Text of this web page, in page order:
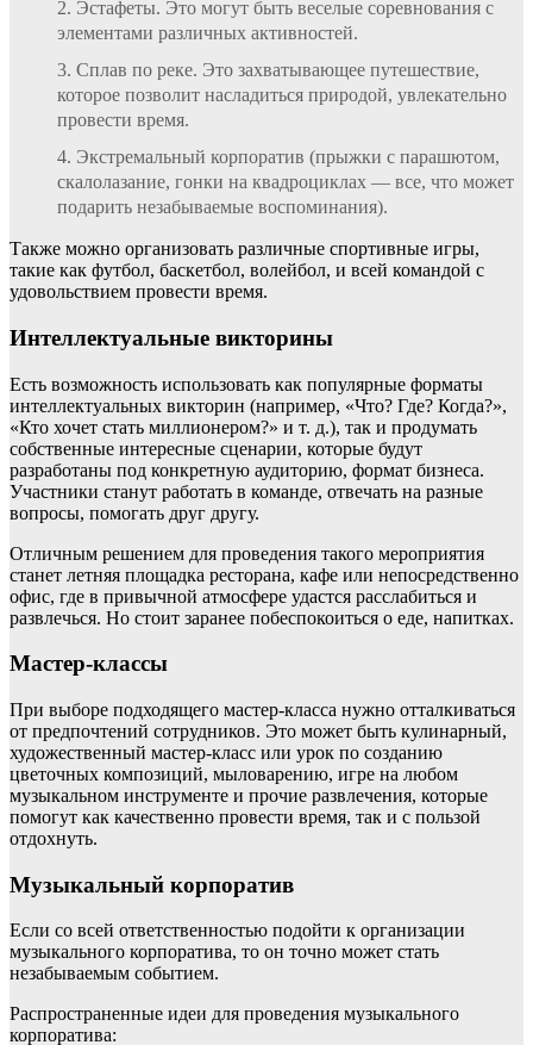
Эстафеты. Это могут быть веселые соревнования с
элементами различных активностей.
Сплав по реке. Это захватывающее путешествие,
которое позволит насладиться природой, увлекательно
провести время.
Экстремальный корпоратив (прыжки с парашютом,
скалолазание, гонки на квадроциклах — все, что может
подарить незабываемые воспоминания).
Также можно организовать различные спортивные игры,
такие как футбол, баскетбол, волейбол, и всей командой с
удовольствием провести время.
Интеллектуальные викторины
Есть возможность использовать как популярные форматы
интеллектуальных викторин (например, «Что? Где? Когда?»,
«Кто хочет стать миллионером?» и т. д.), так и продумать
собственные интересные сценарии, которые будут
разработаны под конкретную аудиторию, формат бизнеса.
Участники станут работать в команде, отвечать на разные
вопросы, помогать друг другу.
Отличным решением для проведения такого мероприятия
станет летняя площадка ресторана, кафе или непосредственно
офис, где в привычной атмосфере удастся расслабиться и
развлечься. Но стоит заранее побеспокоиться о еде, напитках.
Мастер-классы
При выборе подходящего мастер-класса нужно отталкиваться
от предпочтений сотрудников. Это может быть кулинарный,
художественный мастер-класс или урок по созданию
цветочных композиций, мыловарению, игре на любом
музыкальном инструменте и прочие развлечения, которые
помогут как качественно провести время, так и с пользой
отдохнуть.
Музыкальный корпоратив
Если со всей ответственностью подойти к организации
музыкального корпоратива, то он точно может стать
незабываемым событием.
Распространенные идеи для проведения музыкального
корпоратива: